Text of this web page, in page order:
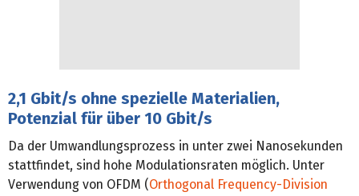
2,1 Gbit/s ohne spezielle Materialien,
Potenzial für über 10 Gbit/s
Da der Umwandlungsprozess in unter zwei Nanosekunden
stattfindet, sind hohe Modulationsraten möglich. Unter
Verwendung von OFDM (Orthogonal Frequency-Division